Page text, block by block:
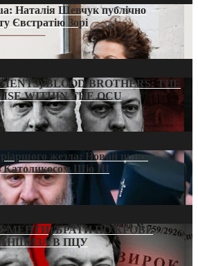
Наталія Шевчук публічно
Євстратію Зорі
BLOOD BROTHERS: THE
WITHIN THE OCU
жезла: Новий шлях
Католикосом Шіо III
БРАТИ ПО КРОВІ:
В ПЦУ